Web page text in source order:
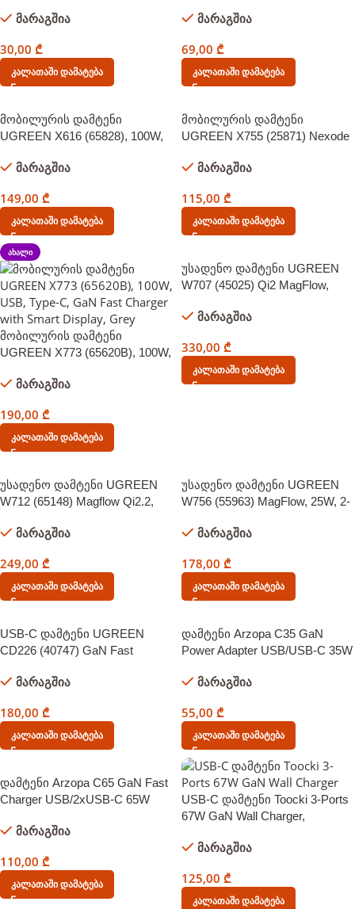
მარაგშია
30,00 ₾
Კალათაში Დამატება
Blackმარაგშია
69,00 ₾
Კალათაში Დამატება
მობილურის დამტენი
UGREEN X616 (65828), 100W,
Retractable Cable, Grey
მარაგშია
149,00 ₾
Კალათაში Დამატება
მობილურის დამტენი
UGREEN X755 (25871) Nexode
Type-c Cable 1.5m, Grey
მარაგშია
115,00 ₾
Კალათაში Დამატება
ᲐᲮᲐᲚᲘ
მობილურის დამტენი
UGREEN X773 (65620B), 100W,
with Smart Display, Grey
მარაგშია
190,00 ₾
Კალათაში Დამატება
უსადენო დამტენი UGREEN
W707 (45025) Qi2 MagFlow,
With 30W USB-C Charger,
მარაგშია
330,00 ₾
Კალათაში Დამატება
უსადენო დამტენი UGREEN
W712 (65148) Magflow Qi2.2,
Greyმარაგშია
249,00 ₾
Კალათაში Დამატება
უსადენო დამტენი UGREEN
W756 (55963) MagFlow, 25W, 2-
Blueმარაგშია
178,00 ₾
Კალათაში Დამატება
USB-C დამტენი UGREEN
CD226 (40747) GaN Fast
100W, Black
მარაგშია
180,00 ₾
Კალათაში Დამატება
დამტენი Arzopa C35 GaN
Power Adapter USB/USB-C 35W
მარაგშია
55,00 ₾
Კალათაში Დამატება
დამტენი Arzopa C65 GaN Fast
Charger USB/2xUSB-C 65W
მარაგშია
110,00 ₾
Კალათაში Დამატება
USB-C დამტენი Toocki 3-Ports
67W GaN Wall Charger,
USB-C, Black
მარაგშია
125,00 ₾
Კალათაში Დამატება